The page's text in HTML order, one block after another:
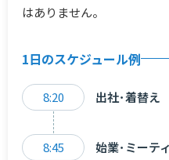
はありません。
1日のスケジュール例
8:20 出社･着替え
8:45 始業･ミーテ